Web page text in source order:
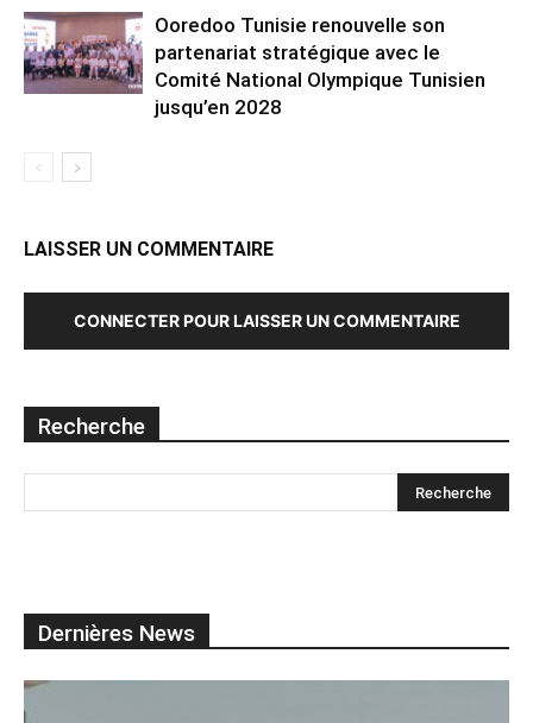
Ooredoo Tunisie renouvelle son
partenariat stratégique avec le
Comité National Olympique Tunisien
jusqu’en 2028
LAISSER UN COMMENTAIRE
CONNECTER POUR LAISSER UN COMMENTAIRE
Recherche
Dernières News